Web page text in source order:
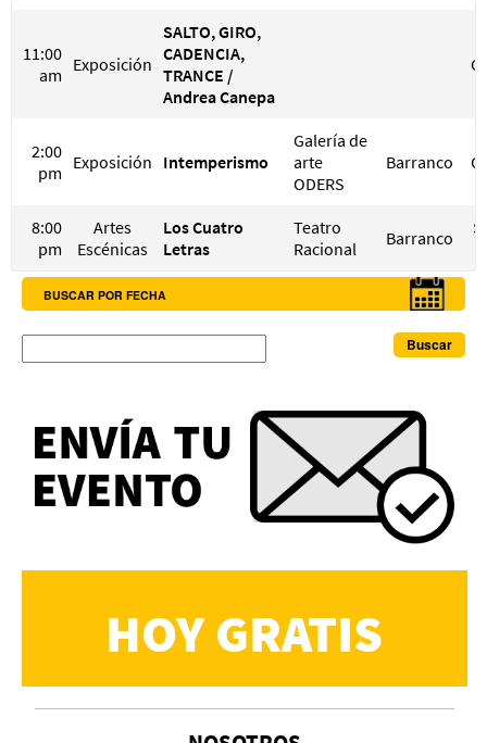
11:00
am Exposición
SALTO, GIRO,
CADENCIA,
TRANCE /
Andrea Canepa
2:00
pm Exposición Intemperismo
Galería de
arte
ODERS
Barranco
8:00
pm
Artes
Escénicas
Los Cuatro
Letras
Teatro
Racional
Barranco
BUSCAR POR FECHA
HOY GRATIS